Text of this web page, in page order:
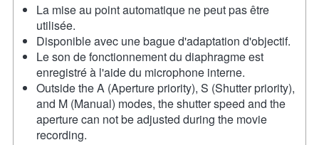
La mise au point automatique ne peut pas être
utilisée.
Disponible avec une bague d'adaptation d'objectif.
Le son de fonctionnement du diaphragme est
enregistré à l'aide du microphone interne.
Outside the A (Aperture priority), S (Shutter priority),
and M (Manual) modes, the shutter speed and the
aperture can not be adjusted during the movie
recording.